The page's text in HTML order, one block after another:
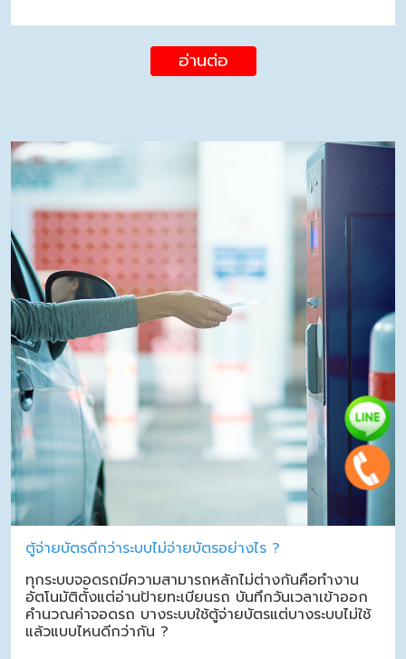
อ่านต่อ
ตู้จ่ายบัตรดีกว่าระบบไม่จ่ายบัตรอย่างไร ?
ทุกระบบจอดรถมีความสามารถหลักไม่ต่างกันคือทำงาน
อัตโนมัติตั้งแต่อ่านป้ายทะเบียนรถ บันทึกวันเวลาเข้าออก
คำนวณค่าจอดรถ บางระบบใช้ตู้จ่ายบัตรแต่บางระบบไม่ใช้
แล้วแบบไหนดีกว่ากัน ?